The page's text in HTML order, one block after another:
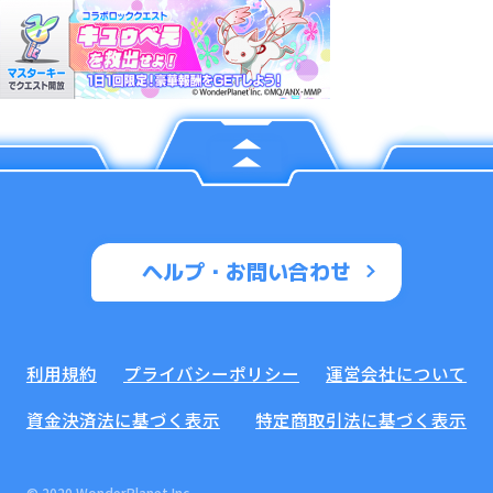
ヘルプ・お問い合わせ
利用規約 プライバシーポリシー
運営会社について
資金決済法に基づく表示
特定商取引法に基づく表示